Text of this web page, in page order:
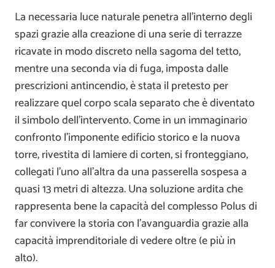
La necessaria luce naturale penetra all’interno degli
spazi grazie alla creazione di una serie di terrazze
ricavate in modo discreto nella sagoma del tetto,
mentre una seconda via di fuga, imposta dalle
prescrizioni antincendio, è stata il pretesto per
realizzare quel corpo scala separato che è diventato
il simbolo dell’intervento. Come in un immaginario
confronto l’imponente edificio storico e la nuova
torre, rivestita di lamiere di corten, si fronteggiano,
collegati l’uno all’altra da una passerella sospesa a
quasi 13 metri di altezza. Una soluzione ardita che
rappresenta bene la capacità del complesso Polus di
far convivere la storia con l’avanguardia grazie alla
capacità imprenditoriale di vedere oltre (e più in
alto).